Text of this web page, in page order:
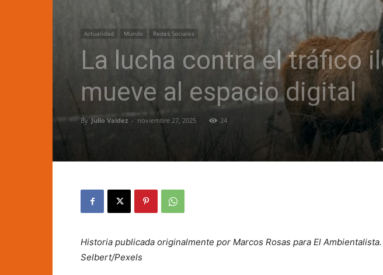
Actualidad Mundo Redes Sociales
La lucha contra el tráfico
mueve al espacio digital
By Julio Valdez - noviembre 27, 2025 24
Historia publicada originalmente por Marcos Rosas para El
Selbert/Pexels